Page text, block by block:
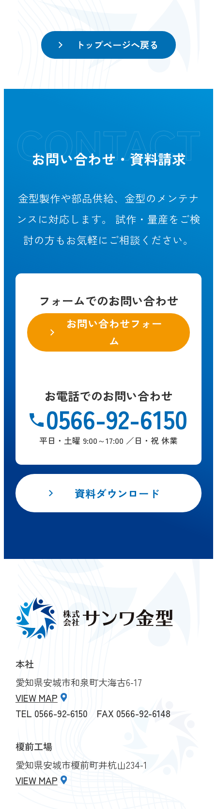
トップページへ戻る
お問い合わせ・資料請求
金型製作や部品供給、金型のメンテナ
ンスに対応します。
試作・量産をご検
討の方もお気軽にご相談ください。
フォームでのお問い合わせ
お問い合わせフォー
ム
お電話でのお問い合わせ
0566-92-6150
平日・土曜 9:00～17:00 ／日・祝 休業
資料ダウンロード
本社
愛知県安城市和泉町大海古6-17
VIEW MAP
TEL 0566-92-6150 FAX 0566-92-6148
榎前工場
愛知県安城市榎前町井杭山234-1
VIEW MAP